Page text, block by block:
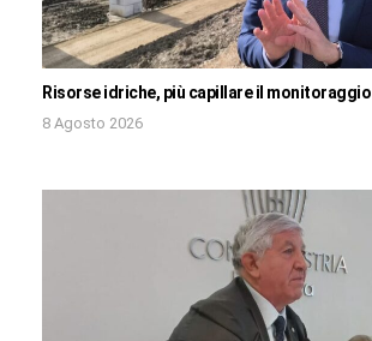
Risorse idriche, più capillare il monitoraggio
8 Agosto 2026